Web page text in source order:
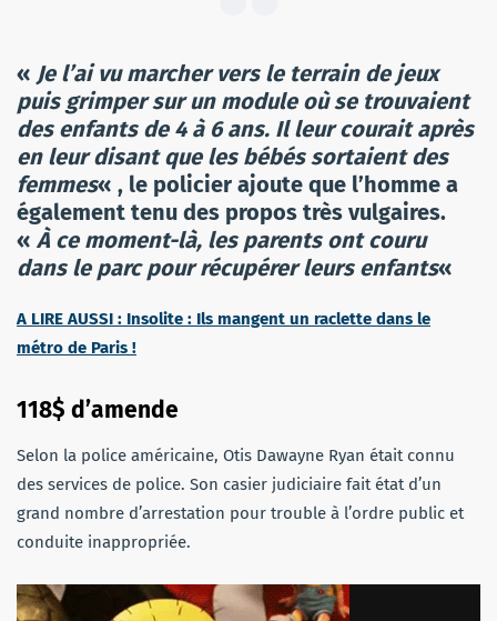
« Je l’ai vu marcher vers le terrain de jeux
puis grimper sur un module où se trouvaient
des enfants de 4 à 6 ans. Il leur courait après
en leur disant que les bébés sortaient des
femmes« , le policier ajoute que l’homme a
également tenu des propos très vulgaires.
« À ce moment-là, les parents ont couru
dans le parc pour récupérer leurs enfants«
A LIRE AUSSI : Insolite : Ils mangent un raclette dans le
métro de Paris !
118$ d’amende
Selon la police américaine, Otis Dawayne Ryan était connu
des services de police. Son casier judiciaire fait état d’un
grand nombre d’arrestation pour trouble à l’ordre public et
conduite inappropriée.